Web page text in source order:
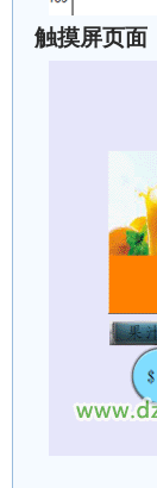
触摸屏页面